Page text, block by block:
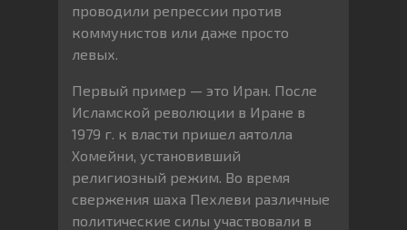
проводили репрессии против
коммунистов или даже просто
левых.
Первый пример — это Иран. После
Исламской революции в Иране в
1979 г. к власти пришел аятолла
Хомейни, установивший
религиозный режим. Во время
свержения шаха Пехлеви различные
политические силы участвовали в